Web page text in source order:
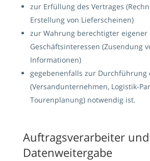
zur Erfüllung des Vertrages
Erstellung von Lieferscheinen)
zur Wahrung berechtigter eigener
Geschäftsinteressen (Zusendung
Informationen)
gegebenenfalls zur Durchführung
(Versandunternehmen, Logistik-
Tourenplanung) notwendig ist.
Auftragsverarbeiter und
Datenweitergabe